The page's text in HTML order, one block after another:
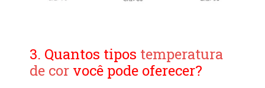
3. Quantos tipos temperatura
de cor você pode oferecer?